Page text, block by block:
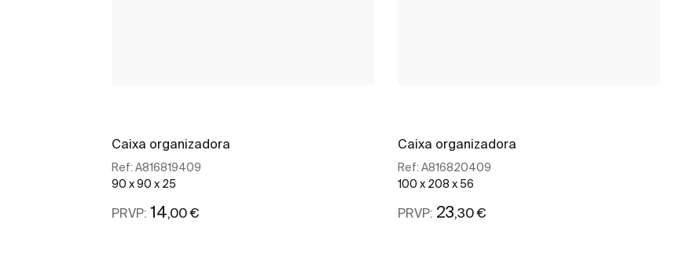
Caixa organizadora
Ref: A816819409
90 x 90 x 25
PRVP: 14 ,00 €
Caixa organizadora
Ref: A816820409
100 x 208 x 56
PRVP: 23 ,30 €